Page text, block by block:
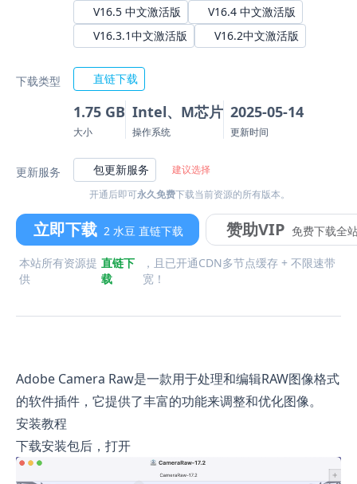
V16.5 中文激活版
V16.4 中文激活版
V16.3.1中文激活版
V16.2中文激活版
下载类型 直链下载
1.75 GB
大小
Intel、M芯片
操作系统
2025-05-14
更新时间
更新服务 包更新服务
建议选择
开通后即可永久免费下载当前资源的所有版本。
立即下载 2 水豆 直链下载 赞助VIP 免费下载全
本站所有资源提
供
直链下
载
，且已开通CDN多节点缓存 + 不限速带
宽！
Adobe Camera Raw是一款用于处理和编辑RAW图像格式
的软件插件，它提供了丰富的功能来调整和优化图像。
安装教程
下载安装包后，打开